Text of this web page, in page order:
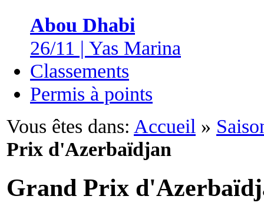
Abou Dhabi
26/11 | Yas Marina
Classements
Permis à points
Vous êtes dans: Accueil »
Prix d'Azerbaïdjan
Grand Prix